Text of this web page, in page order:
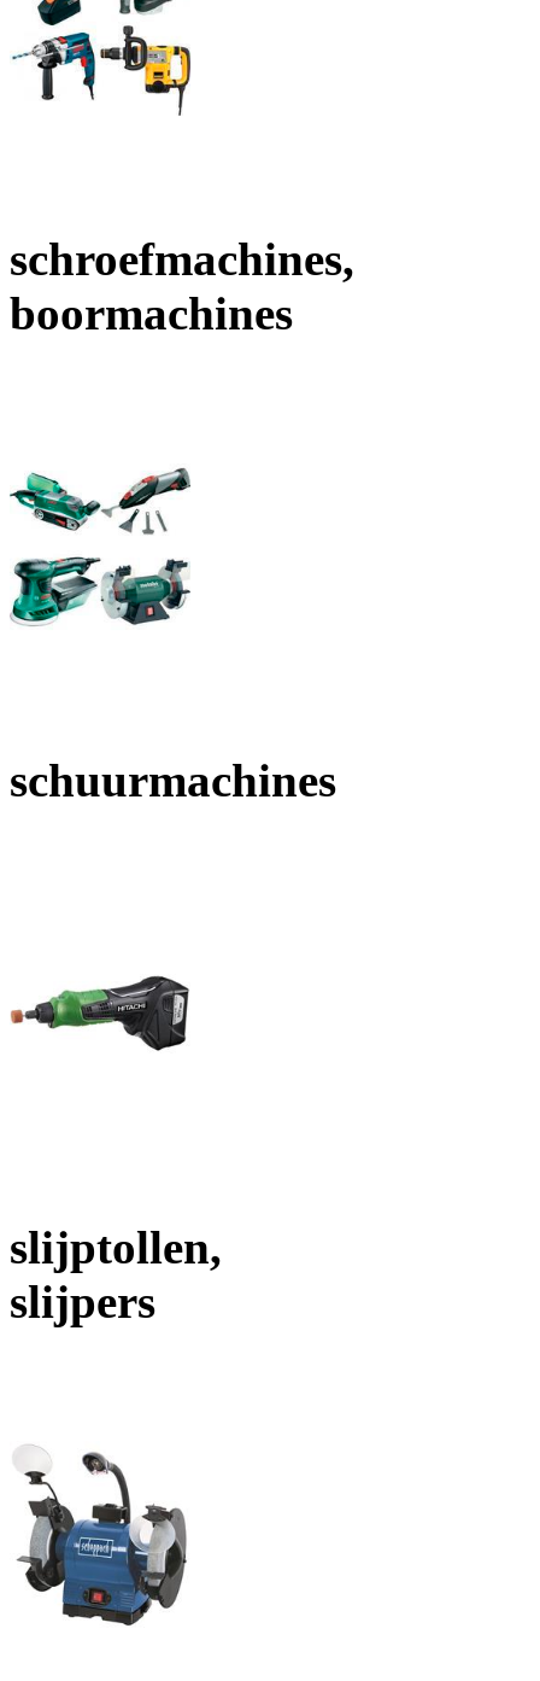
schroefmachines,
boormachines
schuurmachines
slijptollen,
slijpers